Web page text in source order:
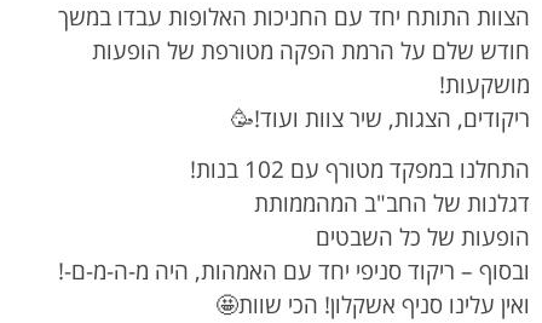
הצוות התותח יחד עם החניכות האלופות עבדו במשך
חודש שלם על הרמת הפקה מטורפת של הופעות
מושקעות!
ריקודים, הצגות, שיר צוות ועוד!🥳
התחלנו במפקד מטורף עם 102 בנות!
דגלנות של החב"ב המהממותת
הופעות של כל השבטים
ובסוף – ריקוד סניפי יחד עם האמהות, היה מ-ה-מ-ם-!
ואין עלינו סניף אשקלון! הכי שוות🤩